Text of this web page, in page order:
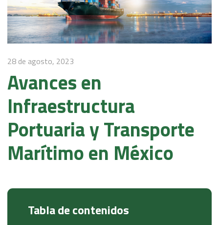
28 de agosto, 2023
Avances en
Infraestructura
Portuaria y Transporte
Marítimo en México
Tabla de contenidos